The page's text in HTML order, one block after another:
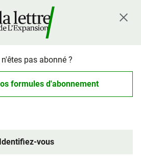
pas abonné ?
formules d'abonnement
Identifiez-vous